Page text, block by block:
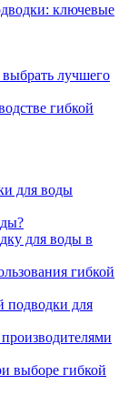
ключевые
выбрать лучшего
гибкой
для воды
для воды в
гибкой
подводки для
выборе гибкой